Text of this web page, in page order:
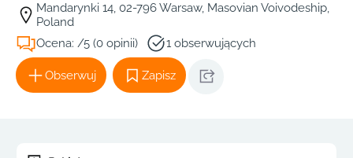
Mandarynki 14, 02-796 Warsaw, Masovian Voivodeship,
Poland
Ocena: /5 (0 opinii)
1 obserwujących
Obserwuj Zapisz